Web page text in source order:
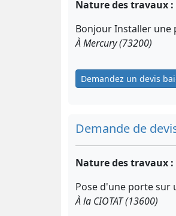
Nature des travaux :
Bonjour Installer une
À Mercury (73200)
Demandez un devis
Demande de
Nature des travaux :
Pose d'une porte sur
À la CIOTAT (13600)